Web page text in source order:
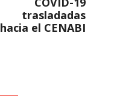
trasladadas
hacia el CENABI